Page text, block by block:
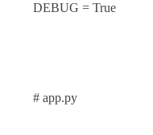
DEBUG = True
# app.py